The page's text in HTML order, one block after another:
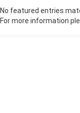
No featured entries
For more information